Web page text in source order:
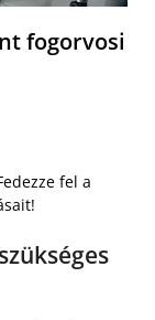
fogorvosi
fel a